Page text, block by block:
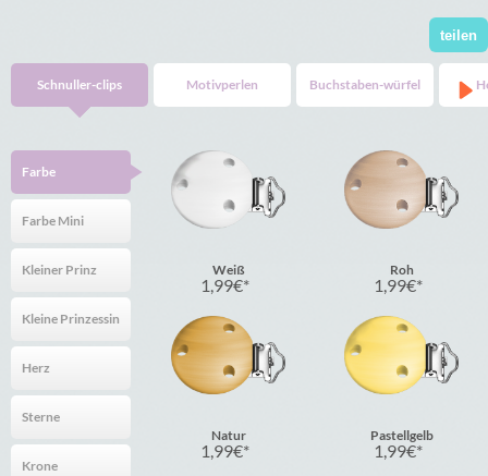
teilen
Schnuller-clips Motivperlen Buchstaben-würfel
Farbe
Farbe Mini
Kleiner Prinz
Kleine Prinzessin
Herz
Sterne
Krone
Weiß
1,99€
Roh
1,99€
Natur
1,99€
Pastellgelb
1,99€